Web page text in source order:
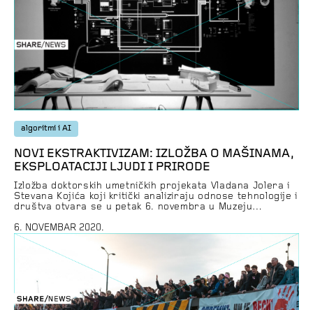
algoritmi i AI
NOVI EKSTRAKTIVIZAM: IZLOŽBA O MAŠINAMA,
EKSPLOATACIJI LJUDI I PRIRODE
Izložba doktorskih umetničkih projekata Vladana Jolera i
Stevana Kojića koji kritički analiziraju odnose tehnologije i
društva otvara se u petak 6. novembra u Muzeju
nevidljivih infrastruktura interneta, društvenih mreža i
veštačke inteligencije, kao i efektima automatizovanih i
autonomnih sistema koji proizvode različite društvene
fenomene u kojima ključnu ulogu ima eksploatacija […]
6. NOVEMBAR 2020.